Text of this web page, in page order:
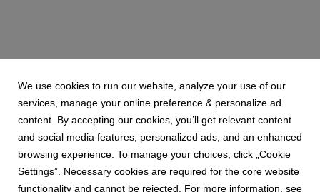
We use cookies to run our website, analyze your use of our
services, manage your online preference & personalize ad
content. By accepting our cookies, you’ll get relevant content
and social media features, personalized ads, and an enhanced
browsing experience. To manage your choices, click „Cookie
Settings”. Necessary cookies are required for the core website
functionality and cannot be rejected. For more information, see